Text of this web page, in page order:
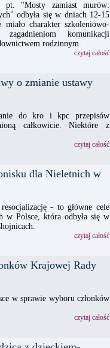
pt. "Mosty zamiast murów:
odbyła się w dniach 12-15
charakter szkoleniowo-
komunikacji
rodzinnym.
czytaj całość
o zmianie ustawy
do kro i kpc przepisów
całkowicie. Niektóre z
czytaj całość
dla Nieletnich w
- to główne cele
w Polsce, która odbyła się w
czytaj całość
Krajowej Rady
w sprawie wyboru członków
czytaj całość